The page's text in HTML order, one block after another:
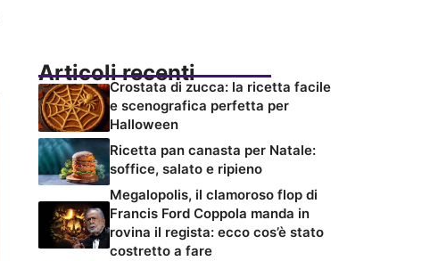
Articoli recenti
Crostata di zucca: la ricetta facile
e scenografica perfetta per
Halloween
Ricetta pan canasta per Natale:
soffice, salato e ripieno
Megalopolis, il clamoroso flop di
Francis Ford Coppola manda in
rovina il regista: ecco cos’è stato
costretto a fare